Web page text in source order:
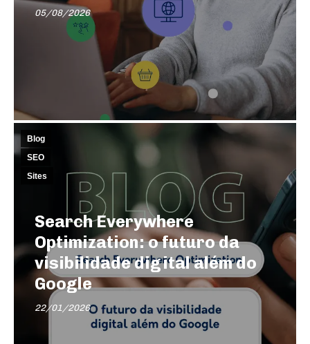
05/08/2026
Blog
SEO
Sites
Search Everywhere
Optimization: o futuro da
visibilidade digital além do
Google
22/01/2026